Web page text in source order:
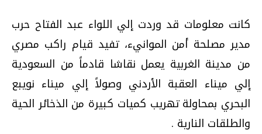
كانت معلومات قد وردت إلي اللواء عبد الفتاح حرب
مدير مصلحة أمن الموانيء، تفيد قيام راكب مصري
من مدينة الغربية يعمل نقاشا قادماً من السعودية
إلي ميناء العقبة الأردني وصولاً إلي ميناء نويبع
البحري بمحاولة تهريب كميات كبيرة من الذخائر الحية
والطلقات النارية .